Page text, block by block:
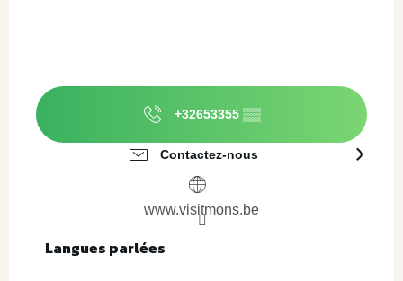
+32653355 ▒▒
Contactez-nous
www.visitmons.be
Langues parlées
Langues parlées